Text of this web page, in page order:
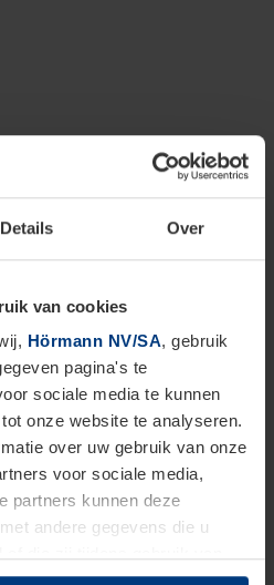
Details Over
van cookies
Hörmann NV/SA, gebruik
pagina's te
sociale media te kunnen
onze website te analyseren.
over uw gebruik van onze
voor sociale media,
partners kunnen deze
andere gegevens die u